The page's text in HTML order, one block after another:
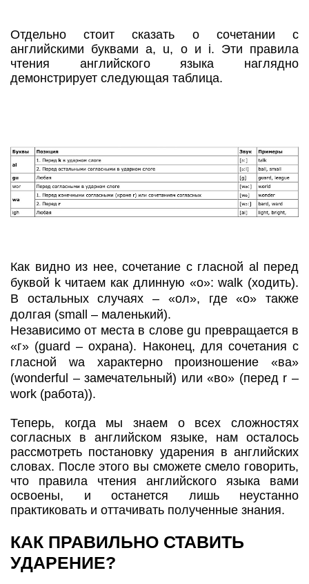
Отдельно стоит сказать о сочетании с
английскими буквами a, u, o и i. Эти правила
чтения английского языка наглядно
демонстрирует следующая таблица.
Как видно из нее, сочетание с гласной al перед
буквой k читаем как длинную «о»: walk (ходить).
В остальных случаях – «ол», где «о» также
долгая (small – маленький).
Независимо от места в слове gu превращается в
«г» (guard – охрана). Наконец, для сочетания с
гласной wa характерно произношение «ва»
(wonderful – замечательный) или «во» (перед r –
work (работа)).
Теперь, когда мы знаем о всех сложностях
согласных в английском языке, нам осталось
рассмотреть постановку ударения в английских
словах. После этого вы сможете смело говорить,
что правила чтения английского языка вами
освоены, и останется лишь неустанно
практиковать и оттачивать полученные знания.
КАК ПРАВИЛЬНО СТАВИТЬ
УДАРЕНИЕ?